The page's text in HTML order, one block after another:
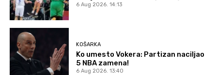
6 Aug 2026. 14:13
KOŠARKA
Ko umesto Vokera: Partizan naciljao
5 NBA zamena!
6 Aug 2026. 13:40